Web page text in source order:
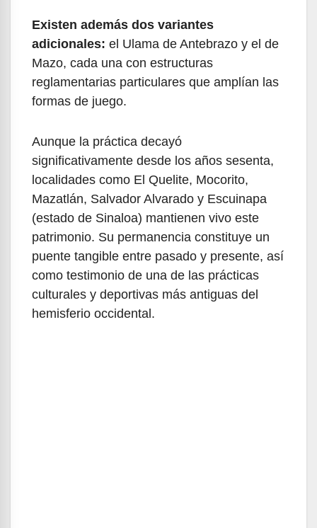
Existen además dos variantes
adicionales: el Ulama de Antebrazo y el de
Mazo, cada una con estructuras
reglamentarias particulares que amplían las
formas de juego.
Aunque la práctica decayó
significativamente desde los años sesenta,
localidades como El Quelite, Mocorito,
Mazatlán, Salvador Alvarado y Escuinapa
(estado de Sinaloa) mantienen vivo este
patrimonio. Su permanencia constituye un
puente tangible entre pasado y presente, así
como testimonio de una de las prácticas
culturales y deportivas más antiguas del
hemisferio occidental.